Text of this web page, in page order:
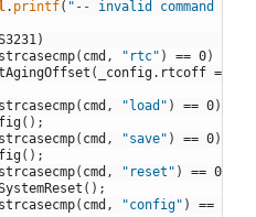
. printf( "-- invalid command --
strcasecmp( cmd , "rtc" ) == 0)
( _config. rtcoff =
strcasecmp( cmd , "load" ) == 0)
( ) ;
strcasecmp( cmd , "save" ) == 0)
( ) ;
strcasecmp( cmd , "reset" ) == 0
( ) ;
strcasecmp( cmd , "config" ) ==